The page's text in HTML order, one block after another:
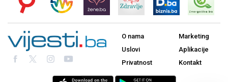
O nama
Uslovi
Privatnost
Marketing
Aplikacije
Kontakt